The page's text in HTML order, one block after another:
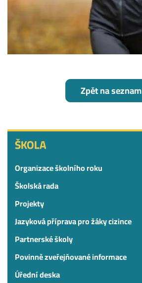
ŠKOLA
ŠKOLA
Organizace školního roku
Školská rada
Projekty
Jazyková příprava pro žáky cizince
Partnerské školy
Povinně zveřejňované informace
Úřední deska
Zpět na seznam